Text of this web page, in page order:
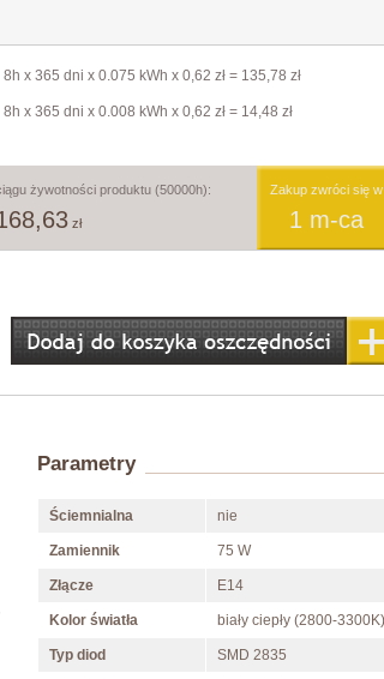
8h x 365 dni x 0.075 kWh x 0,62 zł = 135,78 zł
8h x 365 dni x 0.008 kWh x 0,62 zł = 14,48 zł
żywotności produktu (50000h):
zł
Zakup zwróci się w
1 m-ca
Parametry
Ściemnialna nie
Zamiennik 75 W
Złącze E14
Kolor światła biały ciepły (2800-3300K)
Typ diod SMD 2835